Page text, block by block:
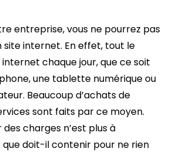
entreprise, vous ne pourrez pas
site internet. En effet, tout le
chaque jour, que ce soit
une tablette numérique ou
Beaucoup d’achats de
sont faits par ce moyen.
des charges n’est plus à
doit-il contenir pour ne rien